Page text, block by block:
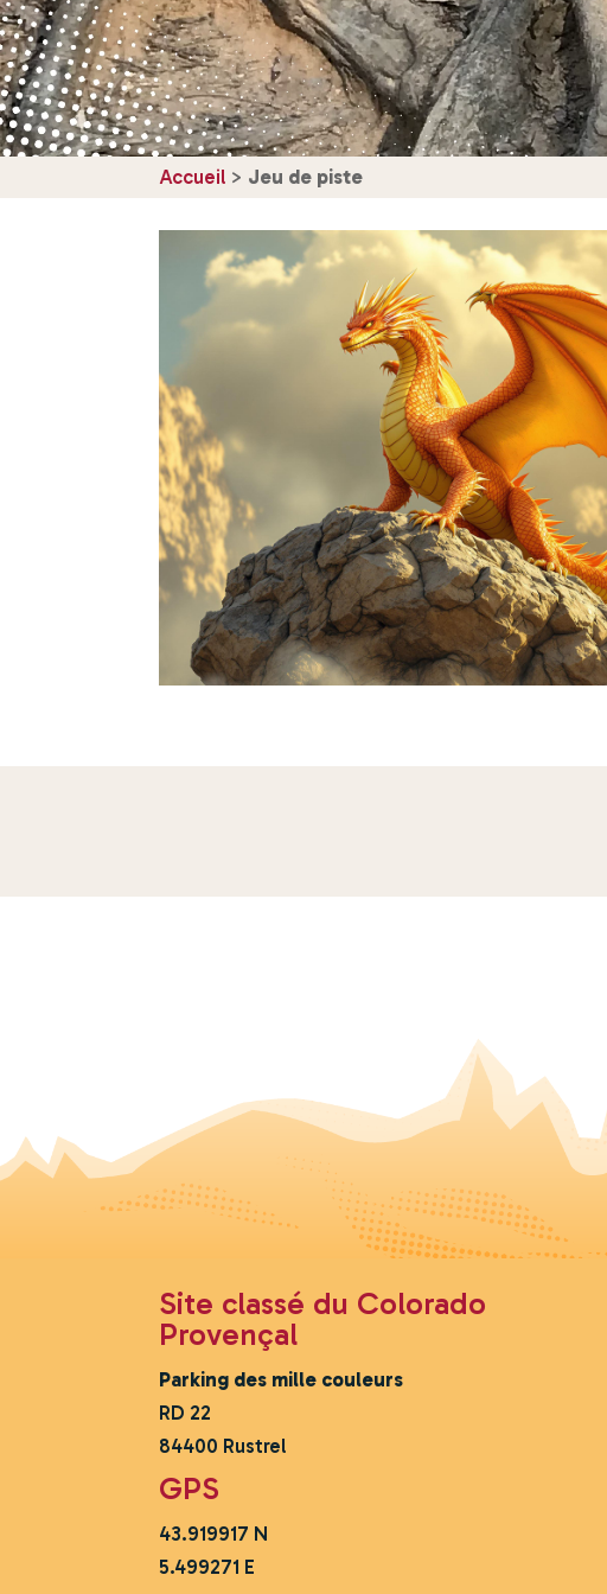
Accueil > Jeu de piste
Site classé du Colorado
Provençal
Parking des mille couleurs
RD 22
84400 Rustrel
GPS
43.919917 N
5.499271 E